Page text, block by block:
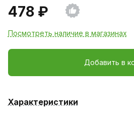
478 ₽
Посмотреть наличие в магазинах
Добавить в
Характеристики